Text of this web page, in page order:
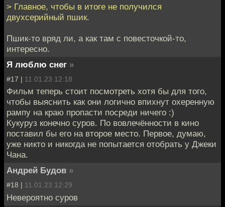
> Главное, чтобы в итоге не получился
двухсерийный пшик.
Пшик-то вряд ли, а как там с повесточкой-то,
интересно.
Я люблю снег »
#17 | 11.01.23 12:18
Фильм теперь стоит посмотреть хотя бы для того,
чтобы выяснить как они логично впихнут охеренную
рампу на краю пропасти посреди ничего :)
Кукуруз конечно суров. По вовлечённости в кино
поставил бы его на второе место. Первое, думаю,
уже никто и никогда не попытается отобрать у Джеки
Чана.
Андрей Будов »
#18 | 11.01.23 12:29
Невероятно суров